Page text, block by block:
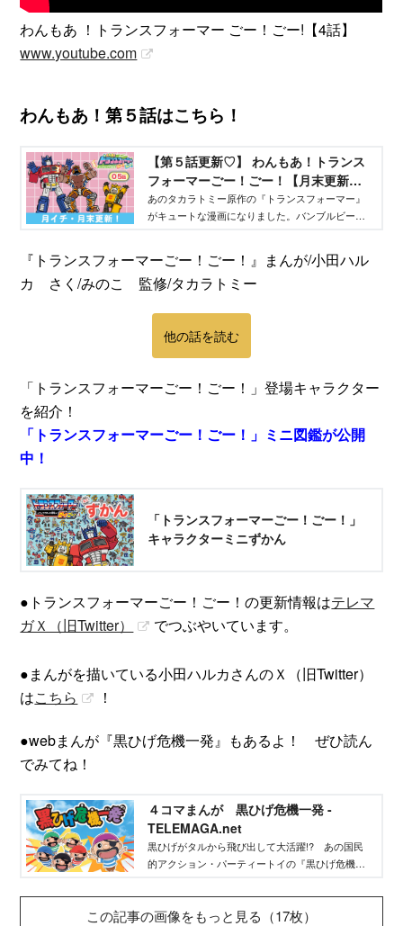
わんもあ ！トランスフォーマー ごー！ごー!【4話】
www.youtube.com
わんもあ！第５話はこちら！
【第５話更新♡】 わんもあ！トランス
フォーマーごー！ごー！【月末更新】 -
TELEMAGA.net｜講談社
あのタカラトミー原作の『トランスフォーマー』
がキュートな漫画になりました。バンブルビー、
ォーマー』は毎月月末にアップされます。よろし
く！
『トランスフォーマーごー！ごー！』まんが/小田ハル
カ さく/みのこ 監修/タカラトミー
他の話を読む
「トランスフォーマーごー！ごー！」登場キャラクター
を紹介！
「トランスフォーマーごー！ごー！」ミニ図鑑が公開
中！
「トランスフォーマーごー！ごー！」
キャラクターミニずかん
●トランスフォーマーごー！ごー！の更新情報はテレマ
ガＸ（旧Twitter）
​でつぶやいています。
●まんがを描いている小田ハルカさんのＸ（旧Twitter）
はこちら ！
●webまんが『黒ひげ危機一発』もあるよ！ ぜひ読ん
でみてね！
４コマまんが 黒ひげ危機一発 -
TELEMAGA.net
黒ひげがタルから飛び出して大活躍!? あの国民
的アクション・パーティートイの『黒ひげ危機一
この記事の画像をもっと見る（17枚）